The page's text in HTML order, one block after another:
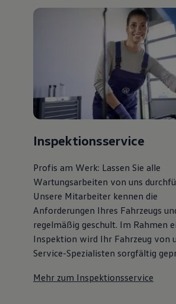
Inspektionsservice
Profis am Werk: Lassen Sie alle
Wartungsarbeiten von uns
Unsere Mitarbeiter kennen die
Anforderungen Ihres Fahrzeugs
regelmäßig geschult. Im Rahmen
Inspektion wird Ihr Fahrzeug von
Service-Spezialisten sorgfältig
Mehr zum Inspektionsservice